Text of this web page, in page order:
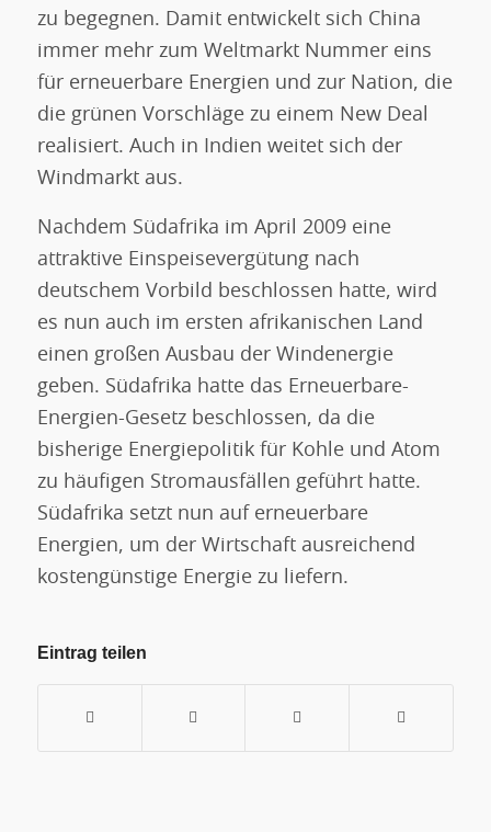
zu begegnen. Damit entwickelt sich China
immer mehr zum Weltmarkt Nummer eins
für erneuerbare Energien und zur Nation, die
die grünen Vorschläge zu einem New Deal
realisiert. Auch in Indien weitet sich der
Windmarkt aus.
Nachdem Südafrika im April 2009 eine
attraktive Einspeisevergütung nach
deutschem Vorbild beschlossen hatte, wird
es nun auch im ersten afrikanischen Land
einen großen Ausbau der Windenergie
geben. Südafrika hatte das Erneuerbare-
Energien-Gesetz beschlossen, da die
bisherige Energiepolitik für Kohle und Atom
zu häufigen Stromausfällen geführt hatte.
Südafrika setzt nun auf erneuerbare
Energien, um der Wirtschaft ausreichend
kostengünstige Energie zu liefern.
Eintrag teilen